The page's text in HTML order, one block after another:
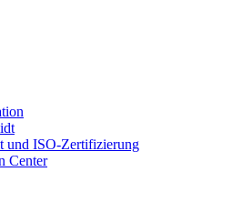
und ISO-Zertifizierung
Center